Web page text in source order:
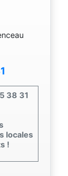
38 31
locales
!